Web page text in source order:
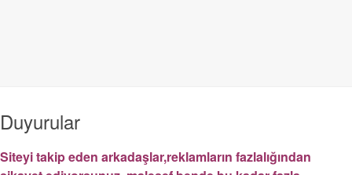
Duyurular
Siteyi takip eden arkadaşlar,reklamların fazlalığından